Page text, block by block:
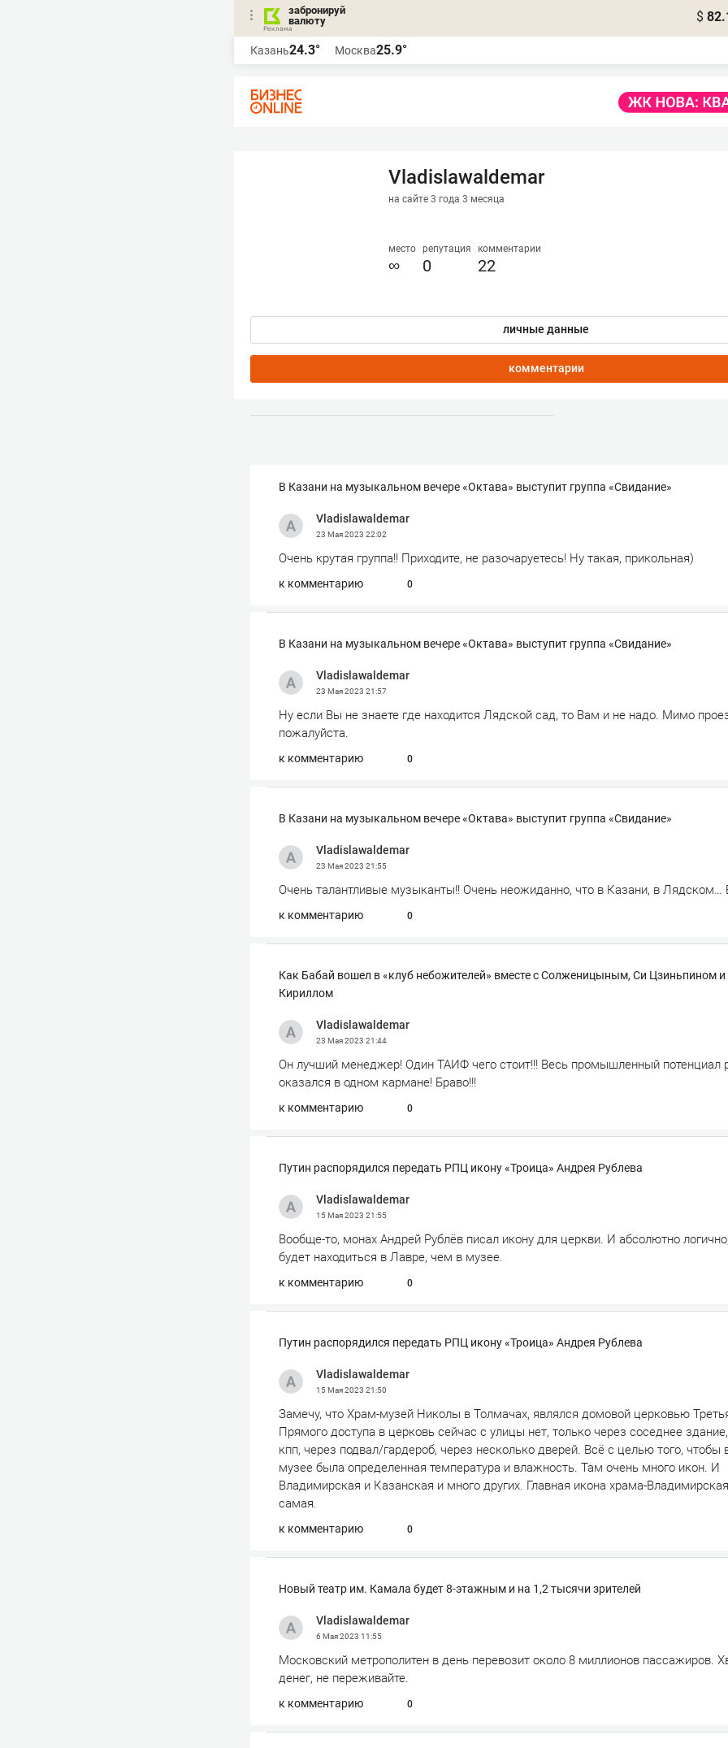
забронируй
валюту
$
Казань24.3° Москва25.9°
Vladislawaldemar
на сайте 3 года 3 месяца
место
∞
репутация
0
комментарии
22
личные данные
комментарии
В Казани на музыкальном вечере «Октава» выступит группа «Свидание»
Vladislawaldemar
23 Мая 2023 22:02
Очень крутая группа!! Приходите, не разочаруетесь! Ну такая, прикольная)
к комментарию 0
В Казани на музыкальном вечере «Октава» выступит группа «Свидание»
Vladislawaldemar
23 Мая 2023 21:57
Ну если Вы не знаете где находится Лядской сад, то Вам и не надо. Мимо
пожалуйста.
к комментарию 0
В Казани на музыкальном вечере «Октава» выступит группа «Свидание»
Vladislawaldemar
23 Мая 2023 21:55
Очень талантливые музыканты!! Очень неожиданно, что в Казани, в Лядском…
к комментарию 0
Как Бабай вошел в «клуб небожителей» вместе с Солженицыным, Си Цзиньпином и
Кириллом
Vladislawaldemar
23 Мая 2023 21:44
Он лучший менеджер! Один ТАИФ чего стоит!!! Весь промышленный потенциал
оказался в одном кармане! Браво!!!
к комментарию 0
Путин распорядился передать РПЦ икону «Троица» Андрея Рублева
Vladislawaldemar
15 Мая 2023 21:55
Вообще-то, монах Андрей Рублёв писал икону для церкви. И абсолютно
будет находиться в Лавре, чем в музее.
к комментарию 0
Путин распорядился передать РПЦ икону «Троица» Андрея Рублева
Vladislawaldemar
15 Мая 2023 21:50
Замечу, что Храм-музей Николы в Толмачах, являлся домовой церковью
Прямого доступа в церковь сейчас с улицы нет, только через соседнее
кпп, через подвал/гардероб, через несколько дверей. Всё с целью того, чтобы
музее была определенная температура и влажность. Там очень много икон. И
Владимирская и Казанская и много других. Главная икона храма-
самая.
к комментарию 0
Новый театр им. Камала будет 8-этажным и на 1,2 тысячи зрителей
Vladislawaldemar
6 Мая 2023 11:55
Московский метрополитен в день перевозит около 8 миллионов пассажиров.
денег, не переживайте.
к комментарию 0